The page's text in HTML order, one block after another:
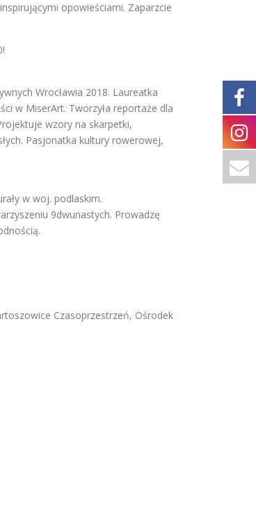
opowieściami. Zaparzcie
Wrocławia 2018. Laureatka
w MiserArt. Tworzyła reportaże dla
wzory na skarpetki,
Pasjonatka kultury rowerowej,
w woj. podlaskim.
9dwunastych. Prowadzę
Czasoprzestrzeń, Ośrodek